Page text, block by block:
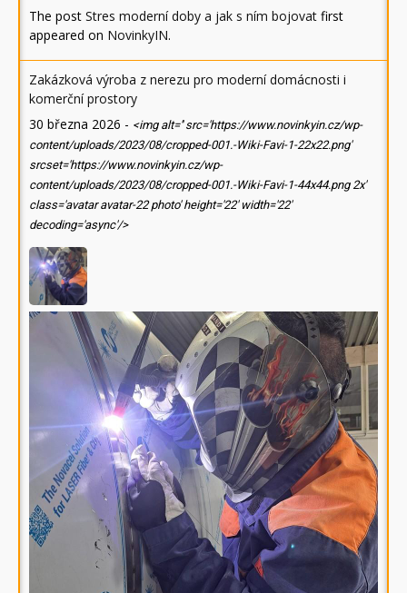
The post Stres moderní doby a jak s ním bojovat first
appeared on NovinkyIN.
Zakázková výroba z nerezu pro moderní domácnosti i
komerční prostory
30 března 2026 - <img alt='' src='https://www.novinkyin.cz/wp-
content/uploads/2023/08/cropped-001.-Wiki-Favi-1-22x22.png'
srcset='https://www.novinkyin.cz/wp-
content/uploads/2023/08/cropped-001.-Wiki-Favi-1-44x44.png 2x'
class='avatar avatar-22 photo' height='22' width='22'
decoding='async'/>